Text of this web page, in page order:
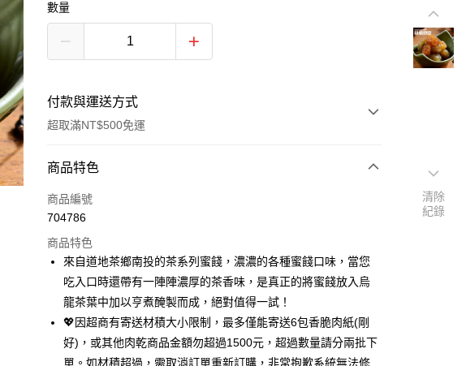
數量
付款與運送方式
超取滿NT$500免運
付款方式
信用卡一次付款
LINE Pay
Apple Pay
街口支付
悠遊付
商品特色
商品編號
704786
商品特色
來自道地茶鄉南投的茶系列蜜餞，濃濃的各種蜜餞口味，當您
吃入口時還帶有一陣陣濃厚的茶香味，是真正的將蜜餞放入烏
龍茶葉中加以亨煮醃製而成，絕對值得一試！
💖因超商有寄送材積大小限制，最多僅能寄送6包香脆肉紙(剛
好)，或其他肉乾商品金額勿超過1500元，超過數量請分兩批下
單。如材積超過，需取消訂單重新訂購，非常抱歉系統無法修
清除
紀錄